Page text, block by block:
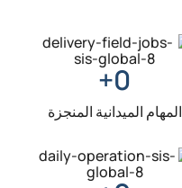
المهام الميدانية المنجزة
0
+